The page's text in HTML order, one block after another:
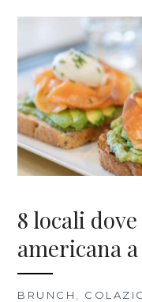
8 locali
americana
BRUNCH